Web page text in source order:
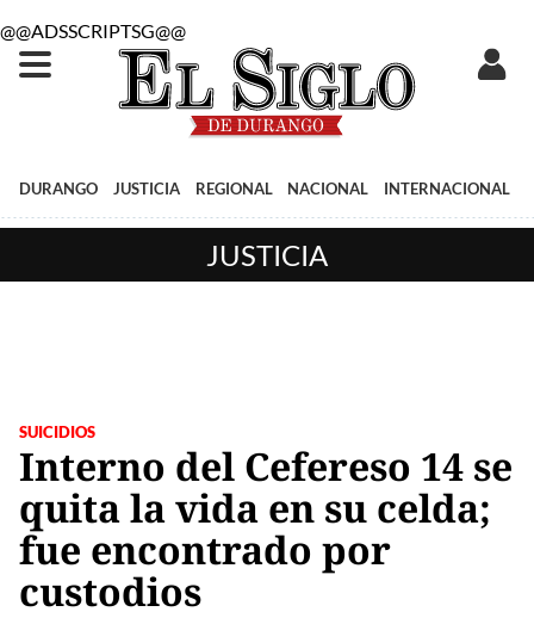
@@ADSSCRIPTSG@@
DURANGO JUSTICIA REGIONAL NACIONAL INTERNACIONAL
JUSTICIA
SUICIDIOS
Interno del Cefereso 14 se
quita la vida en su celda;
fue encontrado por
custodios